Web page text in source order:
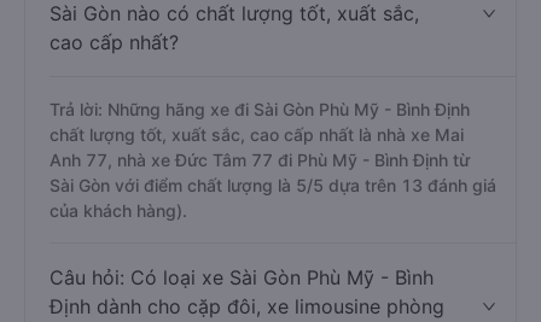
Sài Gòn nào có chất lượng tốt, xuất sắc,
cao cấp nhất?
Trả lời: Những hãng xe đi Sài Gòn Phù Mỹ - Bình Định
chất lượng tốt, xuất sắc, cao cấp nhất là nhà xe Mai
Anh 77, nhà xe Đức Tâm 77 đi Phù Mỹ - Bình Định từ
Sài Gòn với điểm chất lượng là 5/5 dựa trên 13 đánh giá
của khách hàng).
Câu hỏi: Có loại xe Sài Gòn Phù Mỹ - Bình
Định dành cho cặp đôi, xe limousine phòng